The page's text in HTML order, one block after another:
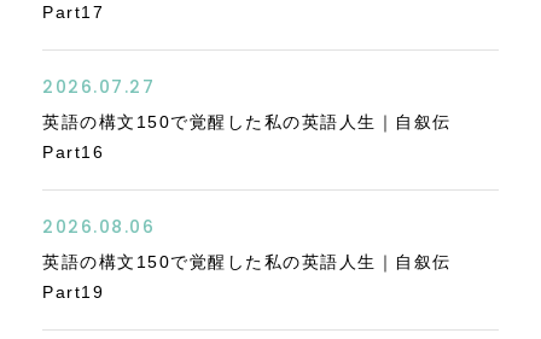
Part17
2026.07.27
英語の構文150で覚醒した私の英語人生｜自叙伝
Part16
2026.08.06
英語の構文150で覚醒した私の英語人生｜自叙伝
Part19